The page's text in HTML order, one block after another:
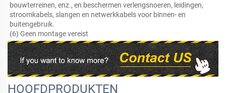
bouwterreinen, enz., en beschermen verlengsnoeren, leidingen,
stroomkabels, slangen en netwerkkabels voor binnen- en
buitengebruik.
(6) Geen montage vereist
HOOFDPRODUKTEN